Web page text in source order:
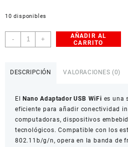
10 disponibles
-
Nano
Adaptador
cantidad
+
AÑADIR AL
CARRITO
DESCRIPCIÓN VALORACIONES (0)
El Nano Adaptador USB WiFi es una
eficiente para añadir conectividad
computadoras, dispositivos
tecnológicos. Compatible con los
802.11b/g/n, opera en la banda de